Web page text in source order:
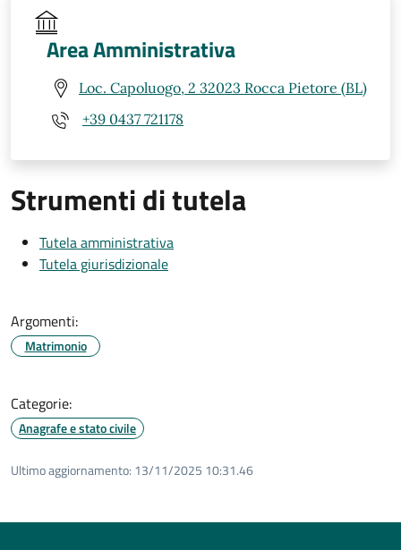
Area Amministrativa
Loc. Capoluogo, 2 32023 Rocca Pietore (BL)
+39 0437 721178
Strumenti di tutela
Tutela amministrativa
Tutela giurisdizionale
Argomenti:
Matrimonio
Categorie:
Anagrafe e stato civile
Ultimo aggiornamento: 13/11/2025 10:31.46